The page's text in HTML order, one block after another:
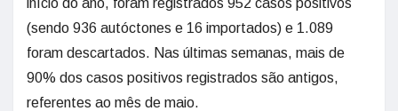
início do ano, foram registrados 952 casos positivos
(sendo 936 autóctones e 16 importados) e 1.089
foram descartados. Nas últimas semanas, mais de
90% dos casos positivos registrados são antigos,
referentes ao mês de maio.